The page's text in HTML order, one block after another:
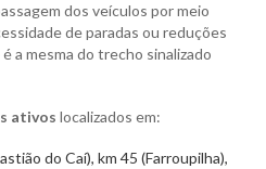
dos veículos por meio
de paradas ou reduções
a mesma do trecho sinalizado
ativos localizados em:
do Caí), km 45 (Farroupilha),